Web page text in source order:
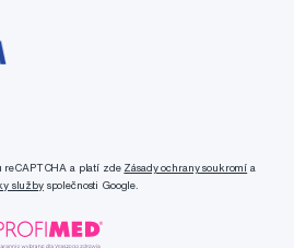
reCAPTCHA a platí zde Zásady ochrany soukromí a
službyspolečnosti Google.